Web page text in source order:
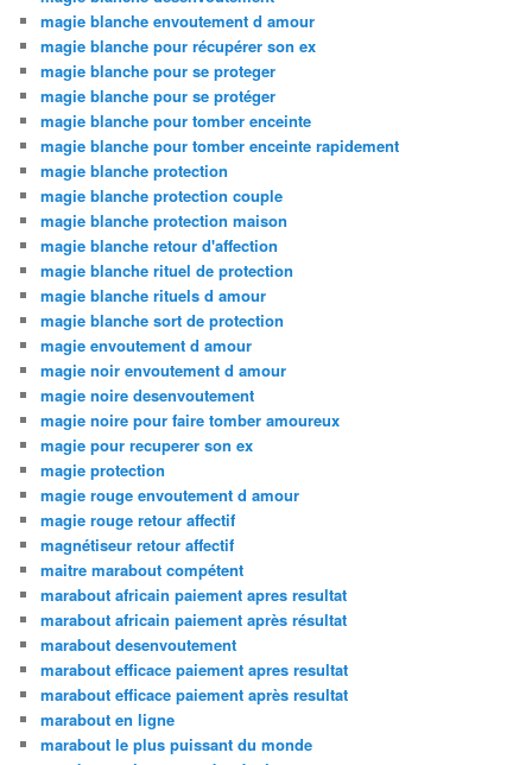
magie blanche envoutement d amour
magie blanche pour récupérer son ex
magie blanche pour se proteger
magie blanche pour se protéger
magie blanche pour tomber enceinte
magie blanche pour tomber enceinte rapidement
magie blanche protection
magie blanche protection couple
magie blanche protection maison
magie blanche retour d'affection
magie blanche rituel de protection
magie blanche rituels d amour
magie blanche sort de protection
magie envoutement d amour
magie noir envoutement d amour
magie noire desenvoutement
magie noire pour faire tomber amoureux
magie pour recuperer son ex
magie protection
magie rouge envoutement d amour
magie rouge retour affectif
magnétiseur retour affectif
maitre marabout compétent
marabout africain paiement apres resultat
marabout africain paiement après résultat
marabout desenvoutement
marabout efficace paiement apres resultat
marabout efficace paiement après resultat
marabout en ligne
marabout le plus puissant du monde